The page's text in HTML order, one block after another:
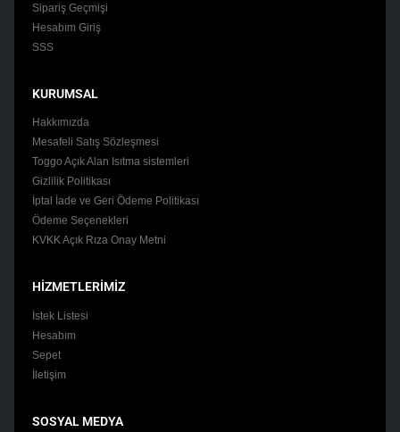
Sipariş Geçmişi
Hesabım Giriş
SSS
KURUMSAL
Hakkımızda
Mesafeli Satış Sözleşmesi
Toggo Açık Alan Isıtma sistemleri
Gizlilik Politikası
İptal İade ve Geri Ödeme Politikası
Ödeme Seçenekleri
KVKK Açık Rıza Onay Metni
HİZMETLERİMİZ
İstek Listesi
Hesabım
Sepet
İletişim
SOSYAL MEDYA